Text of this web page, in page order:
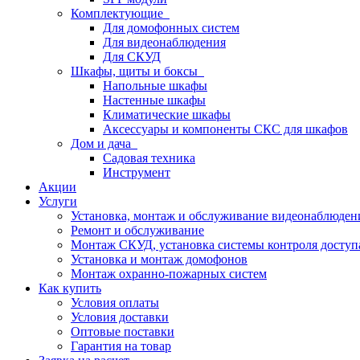
Комплектующие
Для домофонных систем
Для видеонаблюдения
Для СКУД
Шкафы, щиты и боксы
Напольные шкафы
Настенные шкафы
Климатические шкафы
Аксессуары и компоненты СКС для шкафов
Дом и дача
Садовая техника
Инструмент
Акции
Услуги
Установка, монтаж и обслуживание
Ремонт и обслуживание
Монтаж СКУД, установка системы контроля
Установка и монтаж домофонов
Монтаж охранно-пожарных систем
Как купить
Условия оплаты
Условия доставки
Оптовые поставки
Гарантия на товар